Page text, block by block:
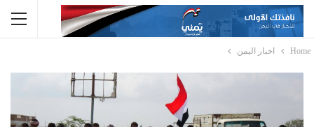
Home اخبار اليمن